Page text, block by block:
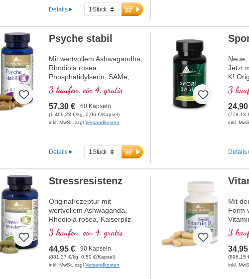
Details
Psyche stabil
Mit wertvollem Ashwagandha,
Rhodiola rosea,
Phosphatidylserin, SAMe,
Omega 3 und Vitamin B12,
welches zu einer normalen
Funktion der Psyche beiträgt.
3 kaufen, ein 4. gratis
57,30 € 60 Kapseln
(1.469,23 €/kg, 0,96 €/Kapsel)
inkl. MwSt. zzgl Versandkosten
Details
Neue,
Jetzt
K!
med.
12
3
(778,13
inkl.
Details
Stressresistenz
Originalrezeptur mit
wertvollem Ashwaganda,
Rhodiola rosea, Kaiserpilz-
Extrakt, Reishi und
Pantothensäure, welche zu
einer normalen geistigen
Leistung beiträgt. Vitamin E
trägt zum Schutz der Zellen
3 kaufen, ein 4. gratis
44,95 € 90 Kapseln
(881,37 €/kg, 0,50 €/Kapsel)
inkl. MwSt. zzgl Versandkosten
Mit
Form
(1000
3
(896,15
inkl.